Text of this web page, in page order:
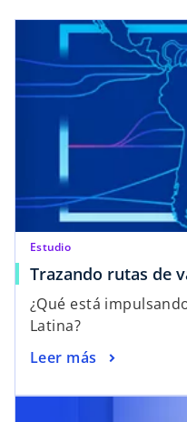
Estudio
Trazando rutas de
¿Qué está
Latina?
Leer más